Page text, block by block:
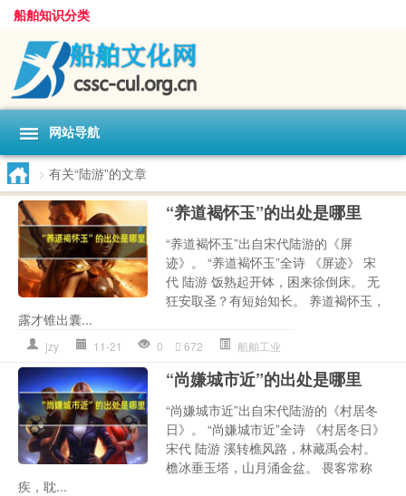
船舶知识分类
网站导航
> 有关“陆游”的文章
“养道褐怀玉”的出处是哪里
“养道褐怀玉”出自宋代陆游的《屏
迹》。 “养道褐怀玉”全诗 《屏迹》 宋
代 陆游 饭熟起开钵，困来徐倒床。 无
狂安取圣？有短始知长。 养道褐怀玉，
露才锥出囊...
jzy 11-21 0 672 船舶工业
“尚嫌城市近”的出处是哪里
“尚嫌城市近”出自宋代陆游的《村居冬
日》。 “尚嫌城市近”全诗 《村居冬日》
宋代 陆游 溪转樵风路，林藏禹会村。
檐冰垂玉塔，山月涌金盆。 畏客常称
疾，耽...